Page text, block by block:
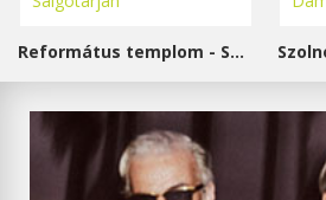
Református templom - Salgótarján